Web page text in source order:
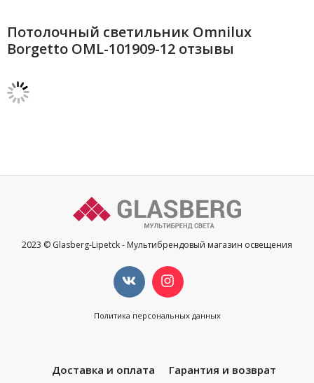
Потолочный светильник Omnilux
Borgetto OML-101909-12 отзывы
2023 © Glasberg-Lipetck - Мультибрендовый магазин освещения
Политика персональных данных
Доставка и оплата Гарантия и возврат